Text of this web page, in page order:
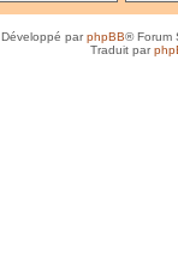
Développé parphpBB® Forum
Traduit par